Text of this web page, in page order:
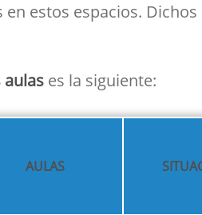
estos espacios.
aulas es la siguiente:
AULAS